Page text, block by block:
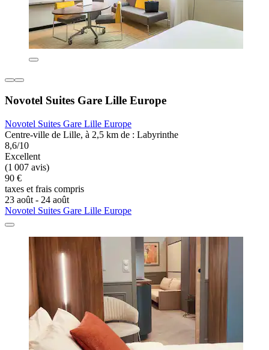
Novotel Suites Gare Lille Europe
Novotel Suites Gare Lille Europe
Centre-ville de Lille, à 2,5 km de : Labyrinthe
8,6/10
Excellent
(1 007 avis)
90 €
taxes et frais compris
23 août - 24 août
Novotel Suites Gare Lille Europe